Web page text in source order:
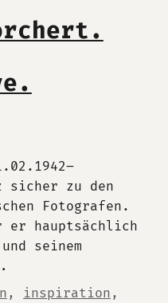
sicher zu den
Fotografen.
er hauptsächlich
seinem
, inspiration ,